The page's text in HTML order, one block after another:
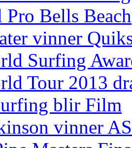
Bells Beach
vinner
Surfing
Tour 2013
blir Film
vinner